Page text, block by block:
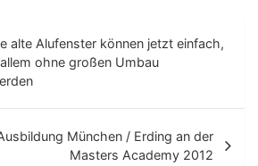
alte Alufenster können jetzt einfach,
ohne großen Umbau
München / Erding an der
Masters Academy 2012